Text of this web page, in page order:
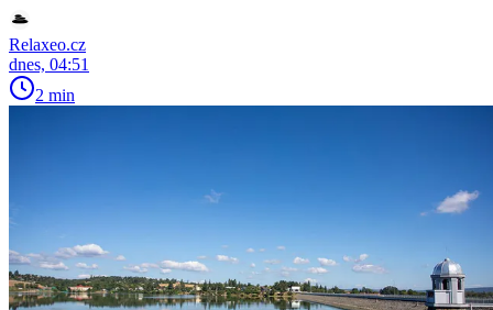
Relaxeo.cz
dnes, 04:51
2 min